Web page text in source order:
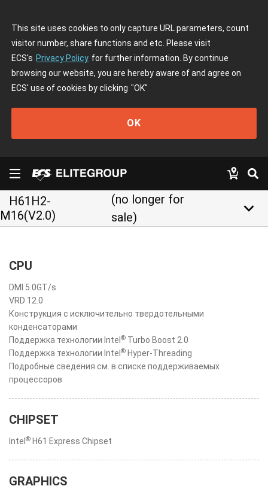
This site uses cookies to only capture URL parameters, count
visitor number, share functions and etc. Please visit
ECS's Privacy Policy for further information. By continue
browsing our website, you are hereby aware of and agree on
ECS' use of cookies by clicking "OK"
OK
H61H2-
M16(V2.0)
(no longer for
sale)
keyboard_arrow_down
CPU
DMI 5.0GT/s
VRD 12.0
Конструкция с исключительно твердотельными
конденсаторами
Поддержка технологии Intel ® Turbo Boost 2.0
Поддержка технологии Intel ® Hyper-Threading
Подробные сведения см. в списке поддерживаемых
процессоров
CHIPSET
Intel ® H61 Express Chipset
GRAPHICS